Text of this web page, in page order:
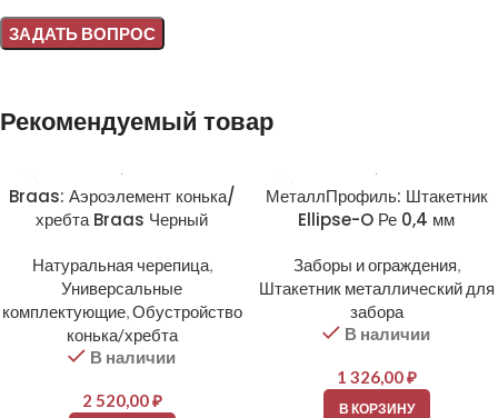
Рекомендуемый товар
Braas: Аэроэлемент конька/
хребта Braas Черный
Натуральная черепица,
Универсальные
комплектующие, Обустройство
конька/хребта
В наличии
2 520,00₽
МеталлПрофиль: Штакетник
Ellipse-O Ре 0,4 мм
Заборы и ограждения
Штакетник металлический для
забора
В наличии
1 326,00₽
В КОРЗИНУ